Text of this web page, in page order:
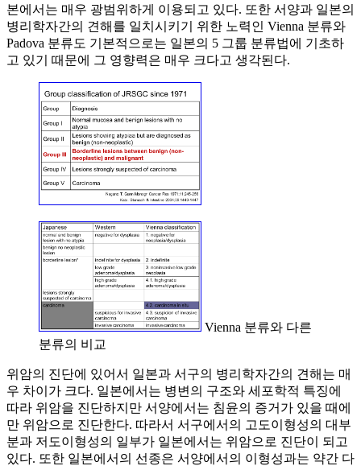
본에서는 매우 광범위하게 이용되고 있다. 또한 서양과 일본의
병리학자간의 견해를 일치시키기 위한 노력인 Vienna 분류와
Padova 분류도 기본적으로는 일본의 5 그룹 분류법에 기초하
고 있기 때문에 그 영향력은 매우 크다고 생각된다.
Vienna 분류와 다른
분류의 비교
위암의 진단에 있어서 일본과 서구의 병리학자간의 견해는 매
우 차이가 크다. 일본에서는 병변의 구조와 세포학적 특징에
따라 위암을 진단하지만 서양에서는 침윤의 증거가 있을 때에
만 위암으로 진단한다. 따라서 서구에서의 고도이형성의 대부
분과 저도이형성의 일부가 일본에서는 위암으로 진단이 되고
있다. 또한 일본에서의 선종은 서양에서의 이형성과는 약간 다